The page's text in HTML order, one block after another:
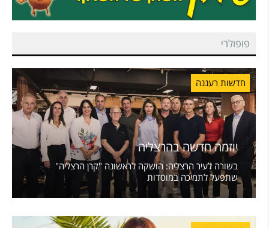
פופולרי
חדשות רעננה
יוזמה חדשה בהרצליה
בשורה לעיר הרצליה: הושקה לראשונה "קרן הרצליה"
שתפעל לתמיכה במוסדות